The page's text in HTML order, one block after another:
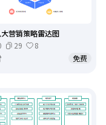
营销策略雷达图
29
8
免费